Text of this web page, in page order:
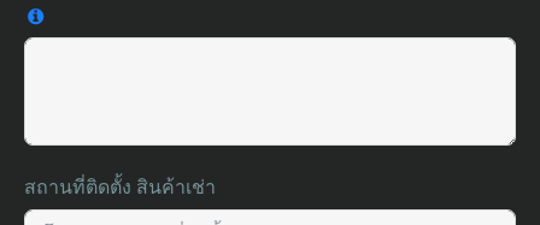
สถานที่ติดตั้ง สินค้าเช่า